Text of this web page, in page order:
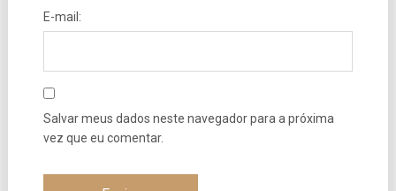
E-mail:
Salvar meus dados neste navegador para a próxima
vez que eu comentar.